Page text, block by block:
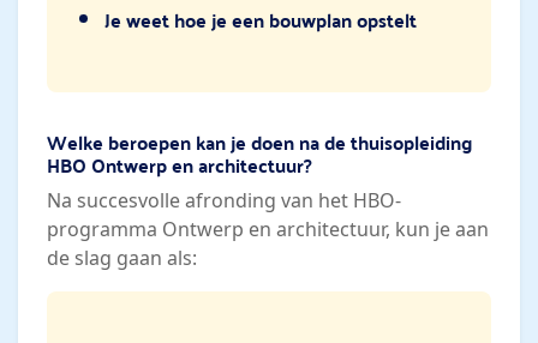
Je weet hoe je een bouwplan opstelt
Welke beroepen kan je doen na de thuisopleiding
HBO Ontwerp en architectuur?
Na succesvolle afronding van het HBO-
programma Ontwerp en architectuur, kun je aan
de slag gaan als: